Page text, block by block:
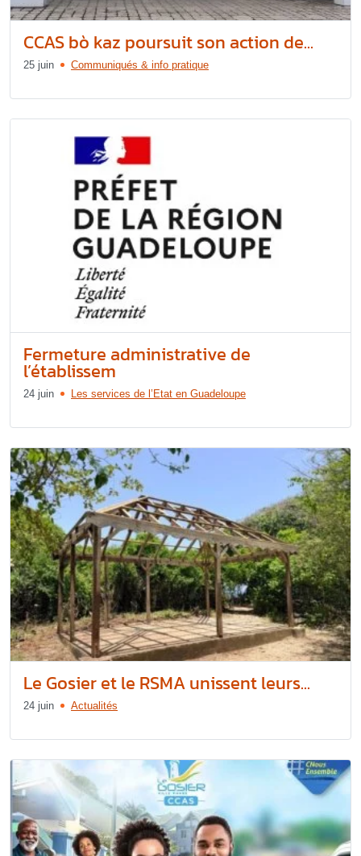
CCAS bò kaz poursuit son action de...
25 juin Communiqués & info pratique
Fermeture administrative de
l’établissem
24 juin Les services de l’Etat en Guadeloupe
Le Gosier et le RSMA unissent leurs...
24 juin Actualités